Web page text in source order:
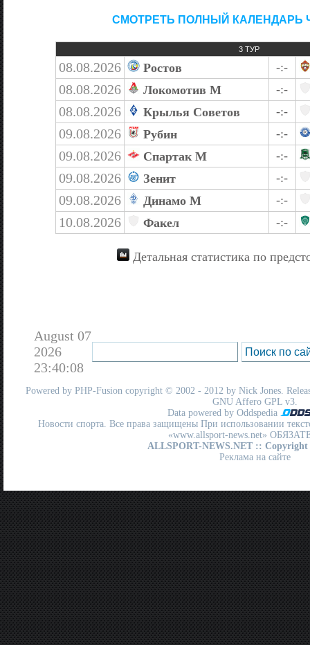
СМОТРЕТЬ ПОЛНЫЙ КАЛЕНДАРЬ
3 ТУР
08.08.2026 Ростов -:-
08.08.2026 Локомотив М -:-
08.08.2026 Крылья Советов -:-
09.08.2026 Рубин -:-
09.08.2026 Спартак М -:-
09.08.2026 Зенит -:-
09.08.2026 Динамо М -:-
10.08.2026 Факел -:-
Детальная статистика по
August 07
2026
23:40:08
Powered by PHP-Fusion copyright © 2002 - 2012 by Nick Jones.
GNU Affero GPL v3.
Data powered by Oddspedia
Новости спорта. Все права защищены При использовании
«www.allsport-news.net»
ALLSPORT-NEWS.NET :: Copyright
Реклама на сайте